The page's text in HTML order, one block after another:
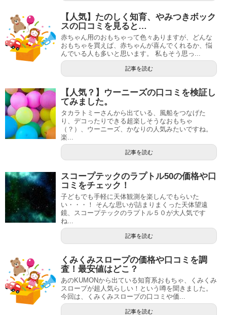
【人気】たのしく知育、やみつきボック
スの口コミを見ると…
赤ちゃん用のおもちゃって色々ありますが、どんな
おもちゃを買えば、赤ちゃんが喜んでくれるか、悩
んでいる人も多いと思います。 私もそう思っ...
記事を読む
【人気？】ウーニーズの口コミを検証し
てみました。
タカラトミーさんから出ている、風船をつなげた
り、デコったりできる超楽しそうなおもちゃ
（？）、ウーニーズ、かなりの人気みたいですね。
楽...
記事を読む
スコープテックのラプトル50の価格や口
コミをチェック！
子どもでも手軽に天体観測を楽しんでもらいた
い・・・！ そんな思いが詰まりまくった天体望遠
鏡、スコープテックのラプトル５０が大人気です
ね...
記事を読む
くみくみスロープの価格や口コミを調
査！最安値はどこ？
あのKUMONから出ている知育系おもちゃ、くみくみ
スロープが超人気らしい！という噂を聞きました。
今回は、くみくみスロープの口コミや価...
記事を読む